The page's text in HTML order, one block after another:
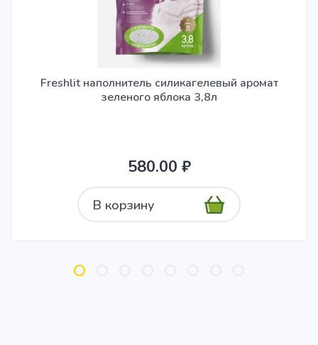
Freshlit наполнитель силикагелевый аромат
зеленого яблока 3,8л
580.00 ₽
В корзину